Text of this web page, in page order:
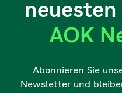
AOK
Abonnieren Sie
Newsletter und